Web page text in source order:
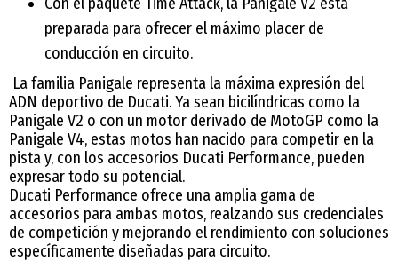
preparada para ofrecer el máximo placer de
conducción en circuito.
La familia Panigale representa la máxima expresión del
ADN deportivo de Ducati. Ya sean bicilíndricas como la
Panigale V2 o con un motor derivado de MotoGP como la
Panigale V4, estas motos han nacido para competir en la
pista y, con los accesorios Ducati Performance, pueden
expresar todo su potencial.
Ducati Performance ofrece una amplia gama de
accesorios para ambas motos, realzando sus credenciales
de competición y mejorando el rendimiento con soluciones
específicamente diseñadas para circuito.